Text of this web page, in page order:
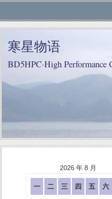
寒星物语
BD5HPC·High Performance
2026 年 8 月
一 二 三 四 五 六